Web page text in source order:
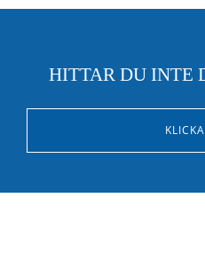
HITTAR DU INTE